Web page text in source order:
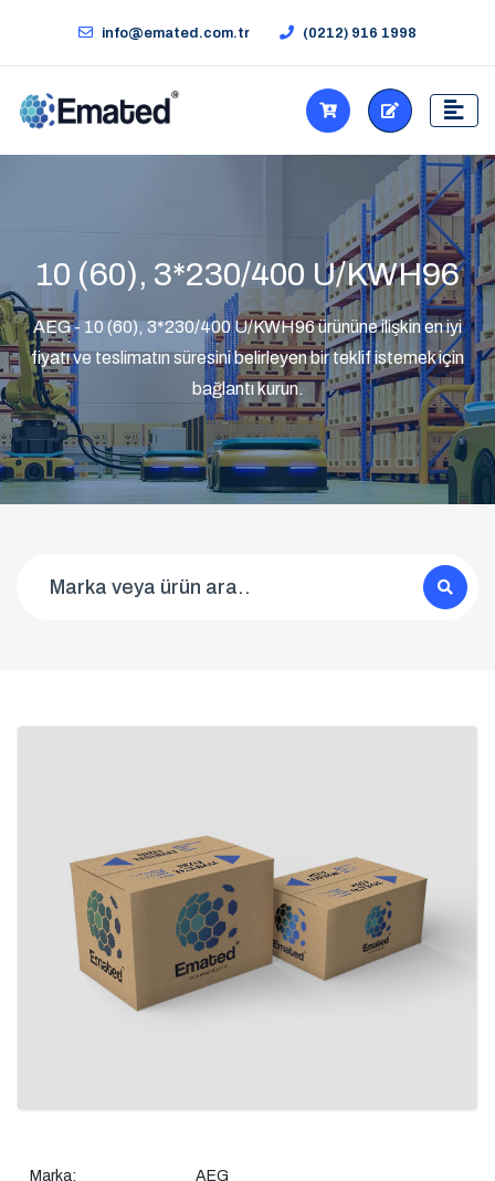
info@emated.com.tr (0212) 916 1998
10 (60), 3*230/400 U/KWH96
AEG - 10 (60), 3*230/400 U/KWH96 ürününe ilişkin en iyi
fiyatı ve teslimatın süresini belirleyen bir teklif istemek için
bağlantı kurun.
Marka: AEG